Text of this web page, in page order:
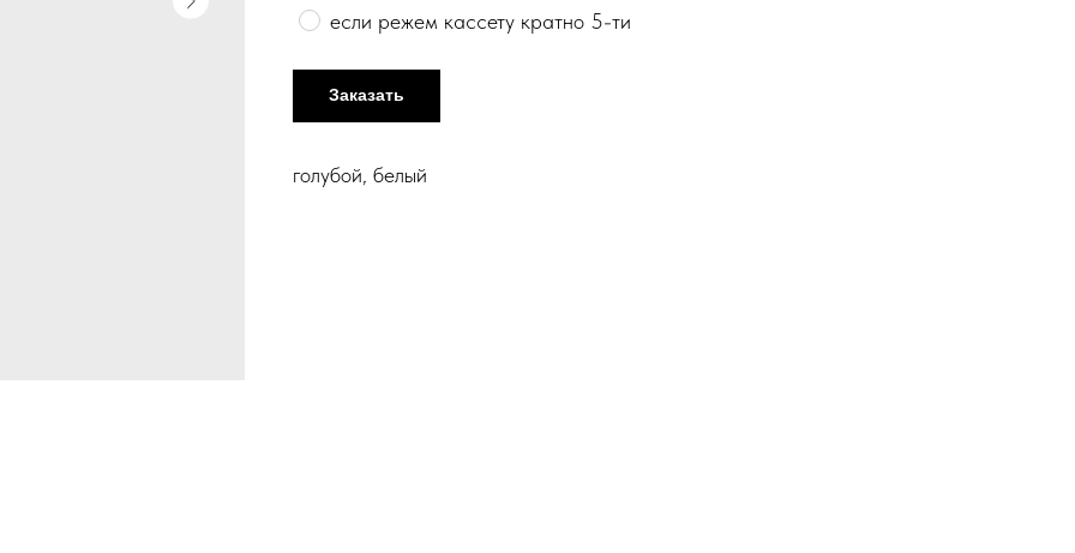
если режем кассету кратно 5-ти
Заказать
голубой, белый